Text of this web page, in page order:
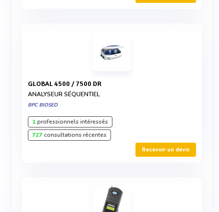
GLOBAL 4500 / 7500 DR
ANALYSEUR SÉQUENTIEL
BPC BIOSED
1professionnels intéressés
727consultations récentes
Recevoir un devis